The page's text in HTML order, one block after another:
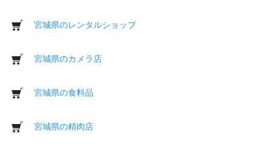
宮城県のレンタルショップ
宮城県のカメラ店
宮城県の食料品
宮城県の精肉店